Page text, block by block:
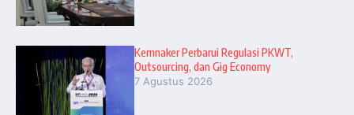
Kemnaker Perbarui Regulasi PKWT,
Outsourcing, dan Gig Economy
7 Agustus 2026